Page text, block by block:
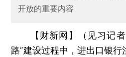
开放的重要内容
【财新网】（见习记
路”建设过程中，进出口银